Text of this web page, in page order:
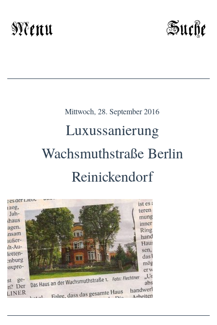
Menu Suche
Mittwoch, 28. September 2016
Luxussanierung
Wachsmuthstraße Berlin
Reinickendorf